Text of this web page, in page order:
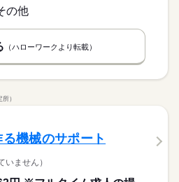
の他
（ハローワークより転載）
）
機械のサポート
いません）